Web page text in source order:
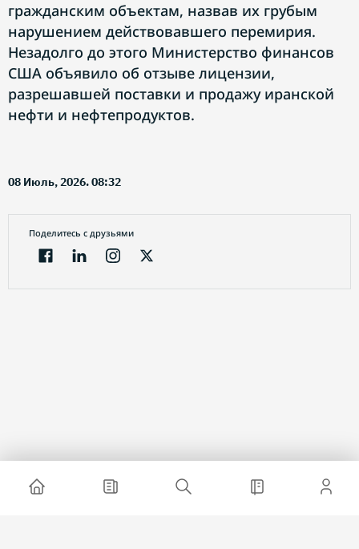
гражданским объектам, назвав их грубым
нарушением действовавшего перемирия.
Незадолго до этого Министерство финансов
США объявило об отзыве лицензии,
разрешавшей поставки и продажу иранской
нефти и нефтепродуктов.
08 Июль, 2026. 08:32
Поделитесь с друзьями